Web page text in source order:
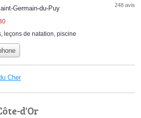
Germain-du-Puy 248 avis
leçons de natation piscine
Cher
d'Or